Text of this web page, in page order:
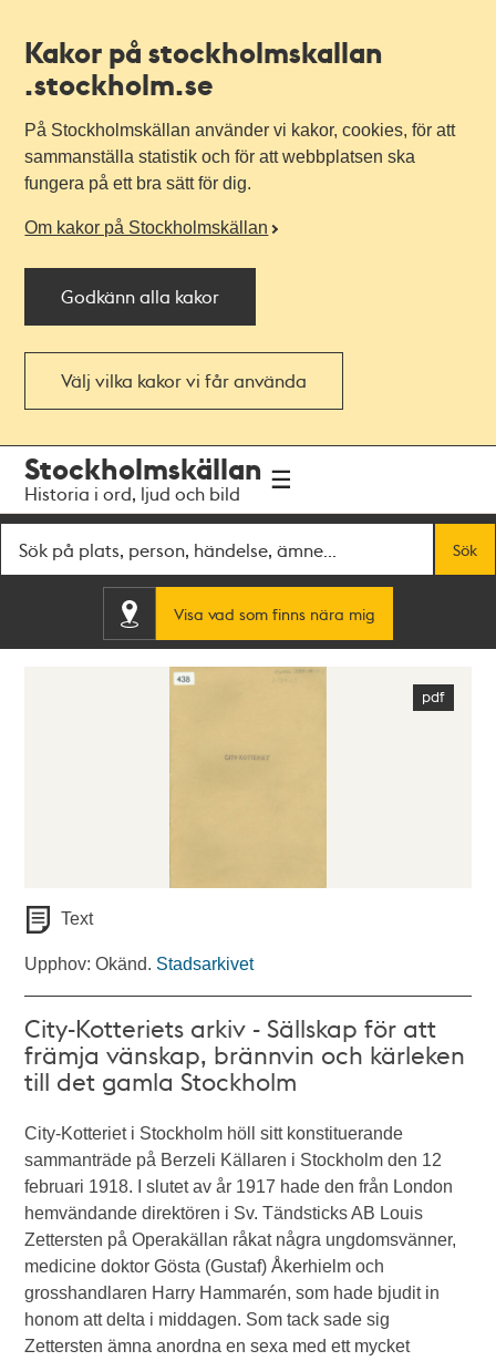
Kakor på stockholmskallan
.stockholm.se
På Stockholmskällan använder vi kakor, cookies, för att
sammanställa statistik och för att webbplatsen ska
fungera på ett bra sätt för dig.
Om kakor på Stockholmskällan
Godkänn alla kakor
Välj vilka kakor vi får använda
navigationen
huvudinnehållet
Stockholmskällan
Historia i ord, ljud och bild
Sök
Visa vad som finns nära mig
Text
Upphov: Okänd. Stadsarkivet
City-Kotteriets arkiv - Sällskap för att
främja vänskap, brännvin och kärleken
till det gamla Stockholm
City-Kotteriet i Stockholm höll sitt konstituerande
sammanträde på Berzeli Källaren i Stockholm den 12
februari 1918. I slutet av år 1917 hade den från London
hemvändande direktören i Sv. Tändsticks AB Louis
Zettersten på Operakällan råkat några ungdomsvänner,
medicine doktor Gösta (Gustaf) Åkerhielm och
grosshandlaren Harry Hammarén, som hade bjudit in
honom att delta i middagen. Som tack sade sig
Zettersten ämna anordna en sexa med ett mycket